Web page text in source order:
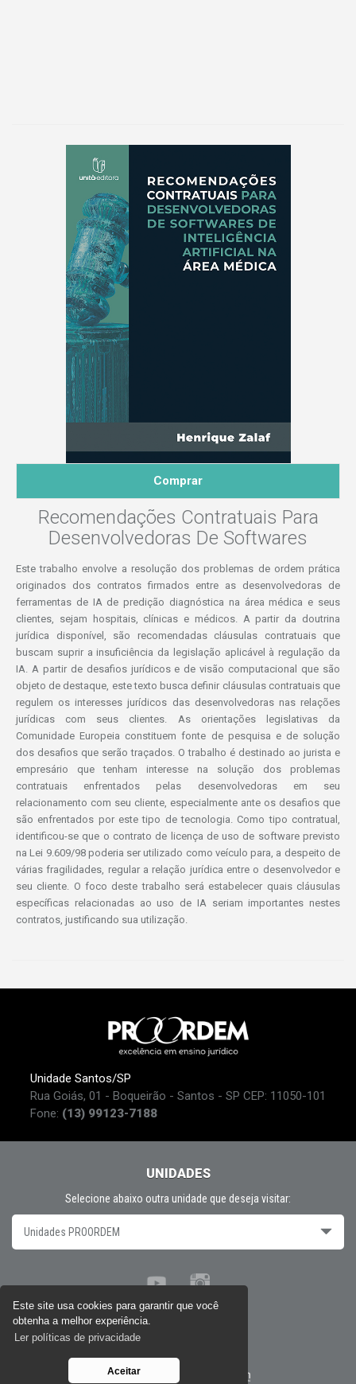
Este site usa cookies para garantir que você
obtenha a melhor experiência.
Ler políticas de privacidade
Aceitar
Comprar
Recomendações Contratuais Para
Desenvolvedoras De Softwares
Este trabalho envolve a resolução dos problemas de ordem prática
originados dos contratos firmados entre as desenvolvedoras de
ferramentas de IA de predição diagnóstica na área médica e seus
clientes, sejam hospitais, clínicas e médicos. A partir da doutrina
jurídica disponível, são recomendadas cláusulas contratuais que
buscam suprir a insuficiência da legislação aplicável à regulação da
IA. A partir de desafios jurídicos e de visão computacional que são
objeto de destaque, este texto busca definir cláusulas contratuais que
regulem os interesses jurídicos das desenvolvedoras nas relações
jurídicas com seus clientes. As orientações legislativas da
Comunidade Europeia constituem fonte de pesquisa e de solução
dos desafios que serão traçados. O trabalho é destinado ao jurista e
empresário que tenham interesse na solução dos problemas
contratuais enfrentados pelas desenvolvedoras em seu
relacionamento com seu cliente, especialmente ante os desafios que
são enfrentados por este tipo de tecnologia. Como tipo contratual,
identificou-se que o contrato de licença de uso de software previsto
na Lei 9.609/98 poderia ser utilizado como veículo para, a despeito de
várias fragilidades, regular a relação jurídica entre o desenvolvedor e
seu cliente. O foco deste trabalho será estabelecer quais cláusulas
específicas relacionadas ao uso de IA seriam importantes nestes
contratos, justificando sua utilização.
Unidade Santos/SP
Rua Goiás, 01 - Boqueirão - Santos - SP CEP: 11050-101
Fone: (13) 99123-7188
UNIDADES
Selecione abaixo outra unidade que deseja visitar:
Unidades PROORDEM
Políticas de privacidade
Desenvolvido por